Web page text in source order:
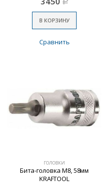
Р
В КОРЗИНУ
Сравнить
ГОЛОВКИ
Бита-головка M8, 58мм
KRAFTOOL